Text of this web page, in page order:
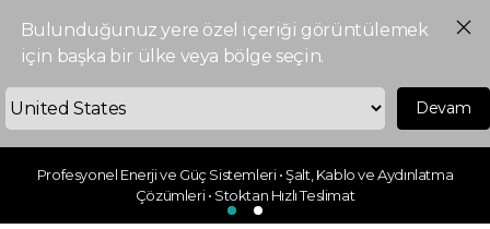
Bulunduğunuz yere özel içeriği görüntülemek
için başka bir ülke veya bölge seçin.
Devam
Profesyonel Enerji ve Güç Sistemleri • Şalt, Kablo ve Aydınlatma
Çözümleri • Stoktan Hızlı Teslimat